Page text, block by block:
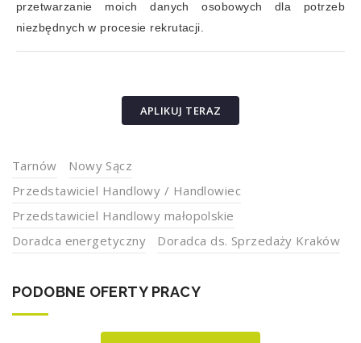
przetwarzanie moich danych osobowych dla potrzeb
niezbędnych w procesie rekrutacji.
APLIKUJ TERAZ
Tarnów
Nowy Sącz
Przedstawiciel Handlowy / Handlowiec
Przedstawiciel Handlowy małopolskie
Doradca energetyczny
Doradca ds. Sprzedaży Kraków
PODOBNE OFERTY PRACY